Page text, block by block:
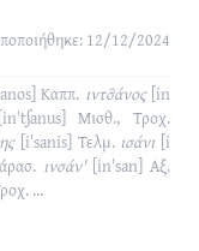
12/12/2024
Καππ. ιντσ̑άνος [in
[inˈtʃanus] Μισθ., Τροχ.
[iˈsanis] Τελμ. ισάνι [i
ινσάν' [inˈsan] Αξ.
...